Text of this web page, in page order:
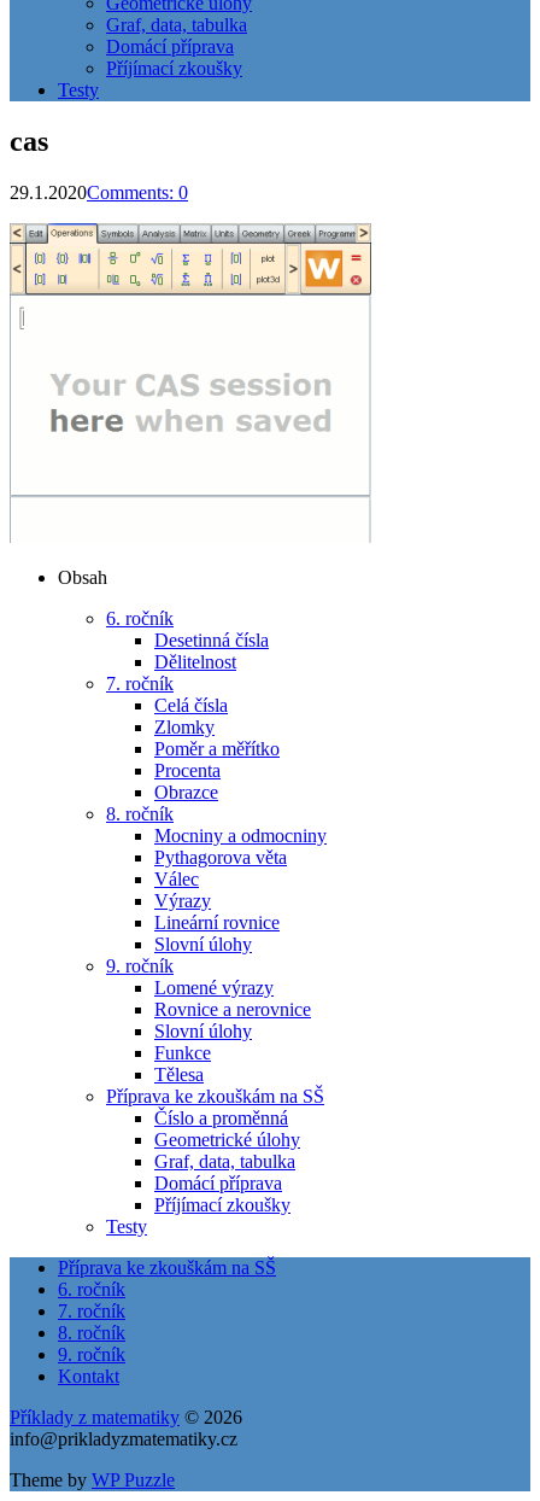
Graf, data, tabulka
Domácí příprava
Příjímací zkoušky
Testy
cas
29.1.2020Comments: 0
Obsah
6. ročník
Desetinná čísla
Dělitelnost
7. ročník
Celá čísla
Zlomky
Poměr a měřítko
Procenta
Obrazce
8. ročník
Mocniny a odmocniny
Pythagorova věta
Válec
Výrazy
Lineární rovnice
Slovní úlohy
9. ročník
Lomené výrazy
Rovnice a nerovnice
Slovní úlohy
Funkce
Tělesa
Příprava ke zkouškám na SŠ
Číslo a proměnná
Geometrické úlohy
Graf, data, tabulka
Domácí příprava
Příjímací zkoušky
Testy
Příprava ke zkouškám na SŠ
6. ročník
7. ročník
8. ročník
9. ročník
Kontakt
Příklady z matematiky © 2026
info@prikladyzmatematiky.cz
Theme by WP Puzzle